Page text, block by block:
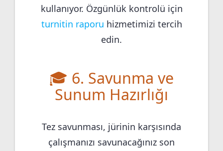
kullanıyor. Özgünlük kontrolü için
turnitin raporu hizmetimizi tercih
edin.
🎓 6. Savunma ve
Sunum Hazırlığı
Tez savunması, jürinin karşısında
çalışmanızı savunacağınız son